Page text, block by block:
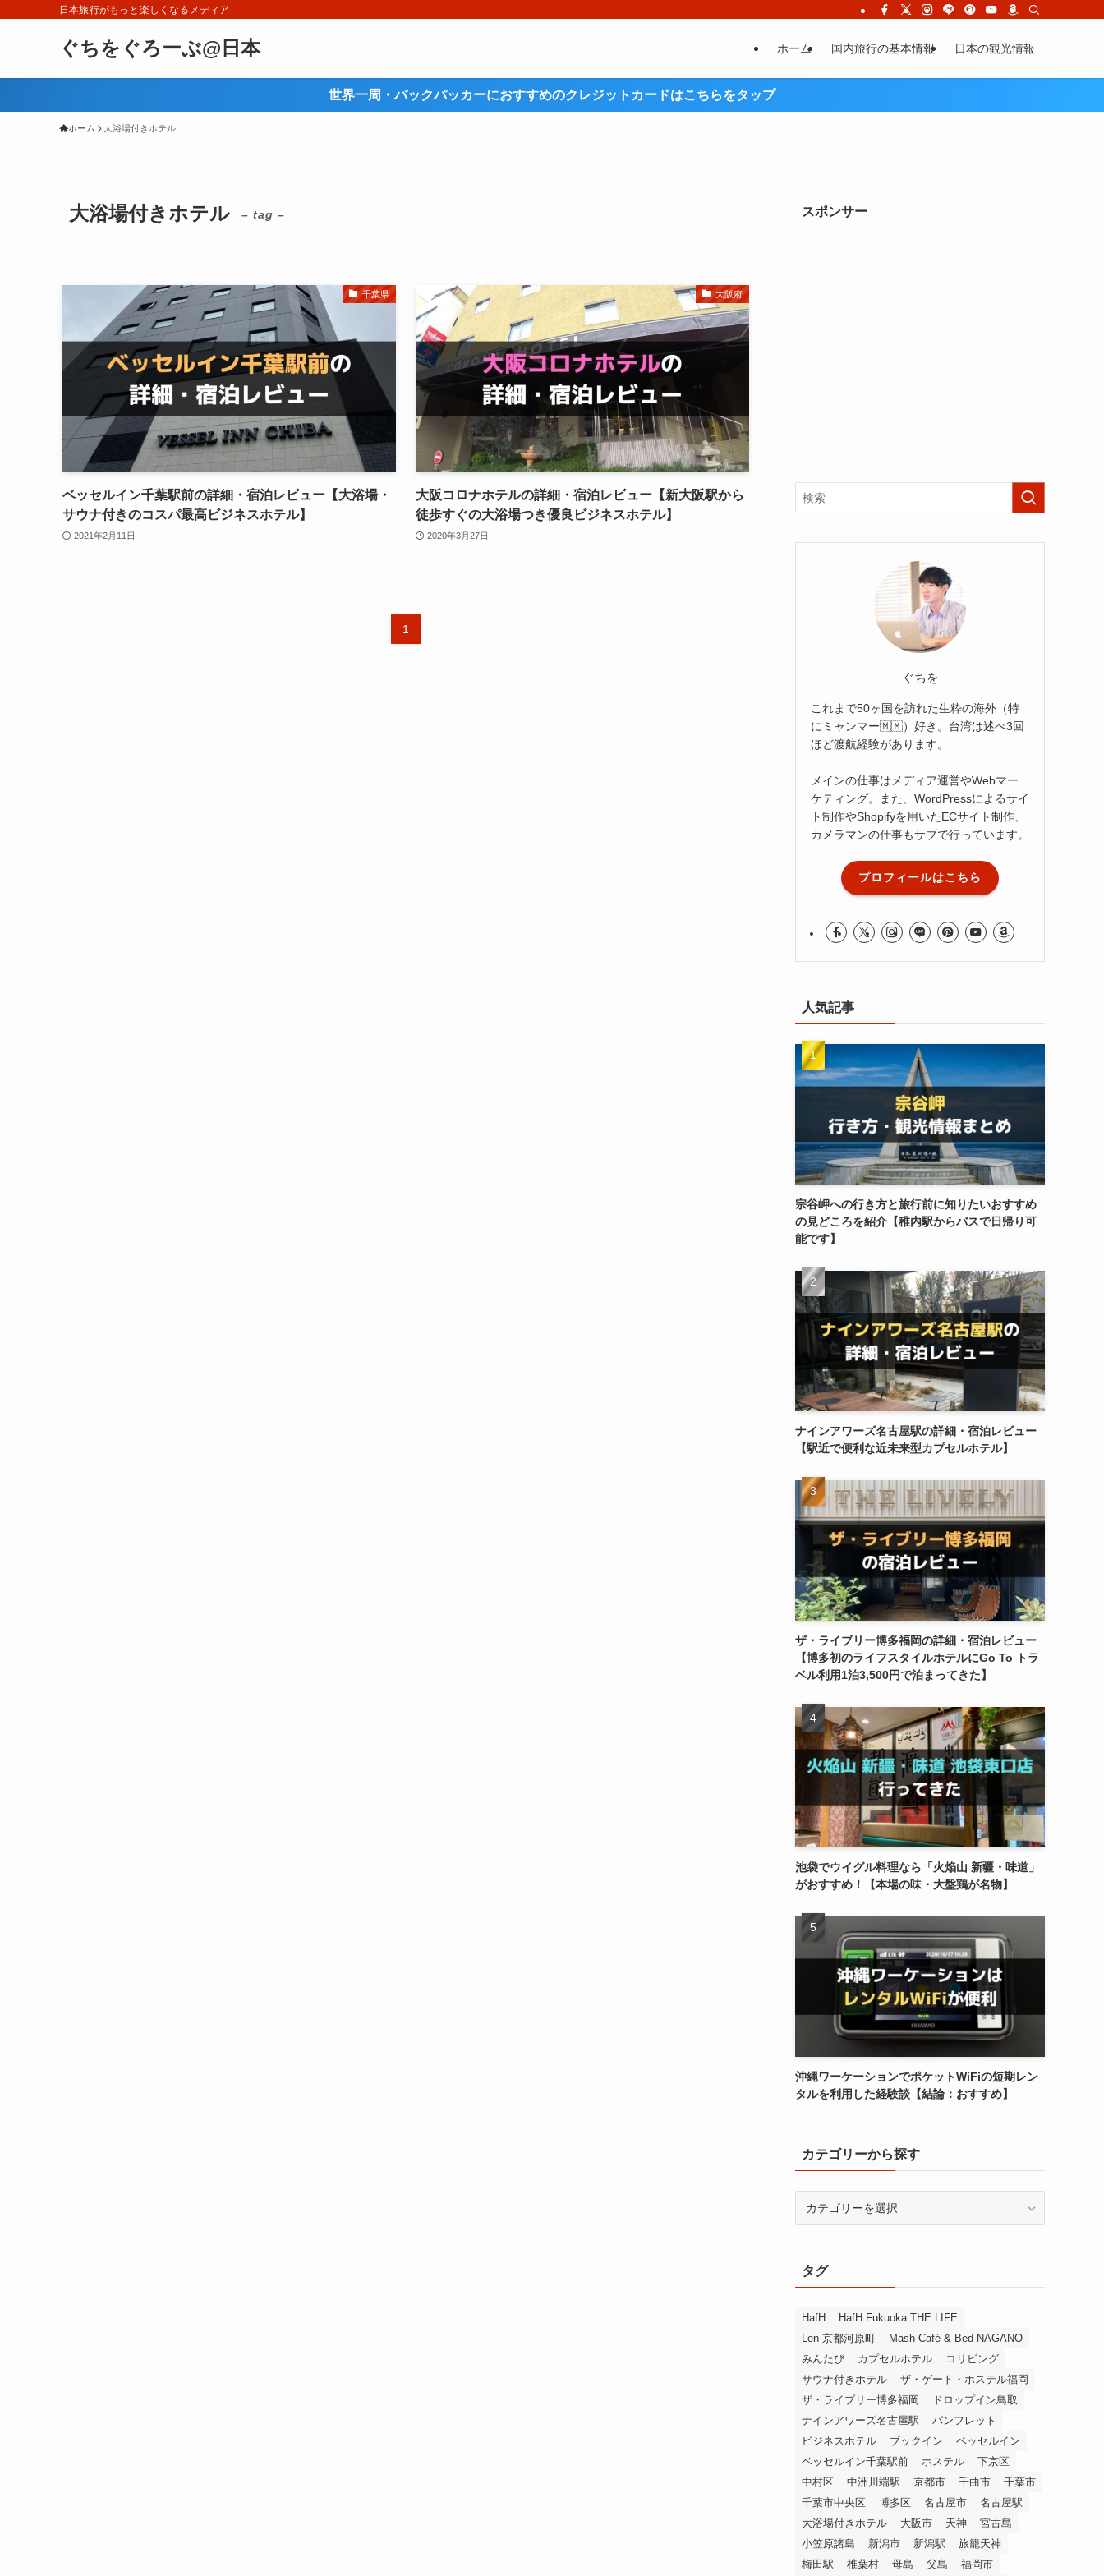
日本旅行がもっと楽しくなるメディア
ぐちをぐろーぶ@日本 ホーム 国内旅行の基本情報 日本の観光情報
世界一周・バックパッカーにおすすめのクレジットカードはこちらをタップ
ホーム 大浴場付きホテル
大浴場付きホテル – tag –
千葉県
ベッセルイン千葉駅前の詳細・宿泊レビュー【大浴場・
サウナ付きのコスパ最高ビジネスホテル】
2021年2月11日
大阪府
大阪コロナホテルの詳細・宿泊レビュー【新大阪駅から
徒歩すぐの大浴場つき優良ビジネスホテル】
2020年3月27日
1
スポンサー
ぐちを
これまで50ヶ国を訪れた生粋の海外（特
にミャンマー🇲🇲）好き。台湾は述べ3回
ほど渡航経験があります。
メインの仕事はメディア運営やWebマー
ケティング。また、WordPressによるサイ
ト制作やShopifyを用いたECサイト制作、
カメラマンの仕事もサブで行っています。
プロフィールはこちら
人気記事
宗谷岬への行き方と旅行前に知りたいおすすめ
の見どころを紹介【稚内駅からバスで日帰り可
能です】
ナインアワーズ名古屋駅の詳細・宿泊レビュー
【駅近で便利な近未来型カプセルホテル】
ザ・ライブリー博多福岡の詳細・宿泊レビュー
【博多初のライフスタイルホテルにGo To トラ
ベル利用1泊3,500円で泊まってきた】
池袋でウイグル料理なら「火焔山 新疆・味道」
がおすすめ！【本場の味・大盤鶏が名物】
沖縄ワーケーションでポケットWiFiの短期レン
タルを利用した経験談【結論：おすすめ】
カテゴリーから探す
ー
か
探
す
タグ
HafH
HafH Fukuoka THE LIFE
Len 京都河原町
Mash Café & Bed NAGANO
みんたび
カプセルホテル
コリビング
サウナ付きホテル
ザ・ゲート・ホステル福岡
ザ・ライブリー博多福岡
ドロップイン鳥取
ナインアワーズ名古屋駅
パンフレット
ビジネスホテル
ブックイン
ベッセルイン
ベッセルイン千葉駅前
ホステル
下京区
中村区
中洲川端駅 京都市 千曲市
千葉市
千葉市中央区
博多区 名古屋市
名古屋駅
大浴場付きホテル
大阪市 天神
宮古島
小笠原諸島
新潟市 新潟駅
旅籠天神
梅田駅
椎葉村 母島 父島 福岡市